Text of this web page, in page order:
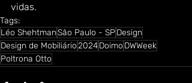
vidas.
Tags:
Léo ShehtmanSão Paulo - SPDesign
Design de Mobiliário2024Doimo DWWeek
Poltrona Otto